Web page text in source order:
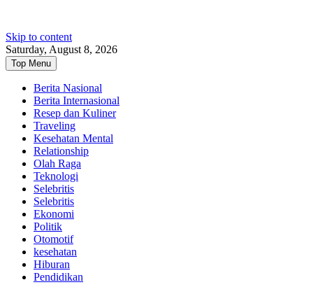
Skip to content
Saturday, August 8, 2026
Top Menu
Berita Nasional
Berita Internasional
Resep dan Kuliner
Traveling
Kesehatan Mental
Relationship
Olah Raga
Teknologi
Selebritis
Selebritis
Ekonomi
Politik
Otomotif
kesehatan
Hiburan
Pendidikan